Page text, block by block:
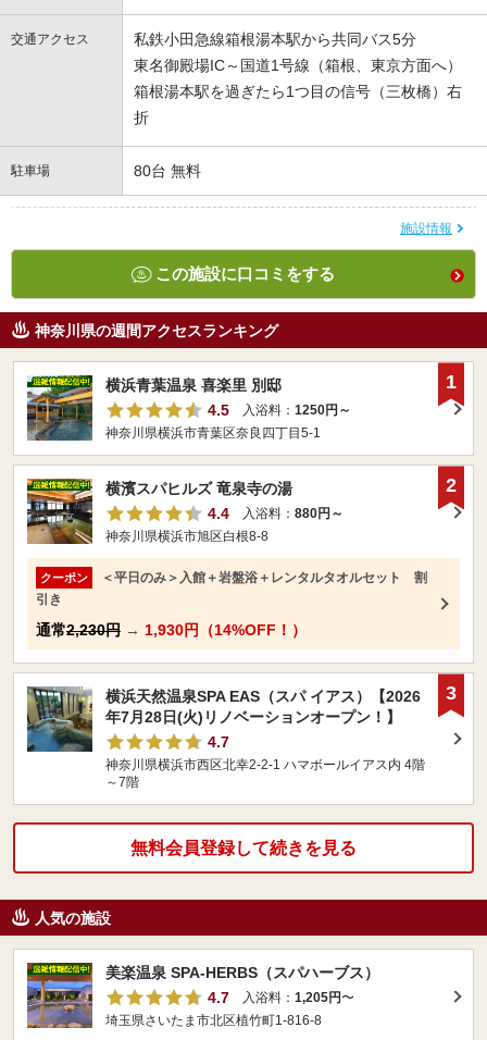
交通アクセス
私鉄小田急線箱根湯本駅から共同バス5分
東名御殿場IC～国道1号線（箱根、東京方面へ）
箱根湯本駅を過ぎたら1つ目の信号（三枚橋）右
折
駐車場 80台 無料
施設情報
この施設に口コミをする
神奈川県の週間アクセスランキング
横浜青葉温泉 喜楽里 別邸
4.5
入浴料： 1250円～
神奈川県横浜市青葉区奈良四丁目5-1
1
横濱スパヒルズ 竜泉寺の湯
4.4
入浴料： 880円～
神奈川県横浜市旭区白根8-8
クーポン
＜平日のみ＞入館＋岩盤浴＋レンタルタオルセット 割
引き
通常2,230円 → 1,930円（14%OFF！）
2
横浜天然温泉SPA EAS（スパ イアス）【2026
年7月28日(火)リノベーションオープン！】
4.7
神奈川県横浜市西区北幸2-2-1 ハマボールイアス内 4階
～7階
3
無料会員登録して続きを見る
人気の施設
美楽温泉 SPA-HERBS（スパハーブス）
4.7
入浴料： 1,205円〜
埼玉県さいたま市北区植竹町1-816-8